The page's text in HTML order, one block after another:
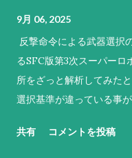
9月 06, 2025
反撃命令による武器選択
るSFC版第3次スーパーロ
所をざっと解析してみた
選択基準が違っている事
います（なお、原則とし
共有 コメントを投稿